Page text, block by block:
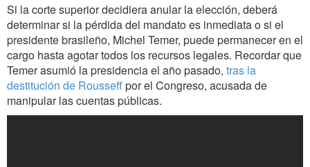
Si la corte superior decidiera anular la elección, deberá
determinar si la pérdida del mandato es inmediata o si el
presidente brasileño, Michel Temer, puede permanecer en el
cargo hasta agotar todos los recursos legales. Recordar que
Temer asumió la presidencia el año pasado, tras la
destitución de Rousseffpor el Congreso, acusada de
manipular las cuentas públicas.